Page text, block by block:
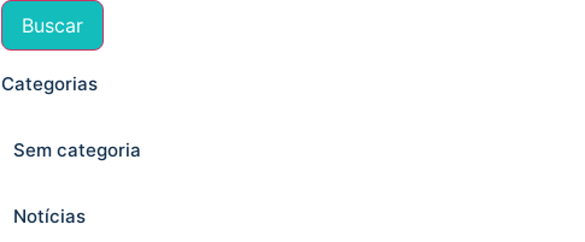
Buscar
Categorias
Sem categoria
Notícias